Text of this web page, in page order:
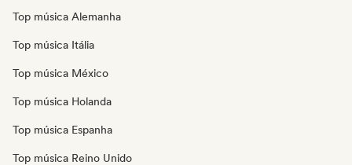
Top música Alemanha
Top música Itália
Top música México
Top música Holanda
Top música Espanha
Top música Reino Unido